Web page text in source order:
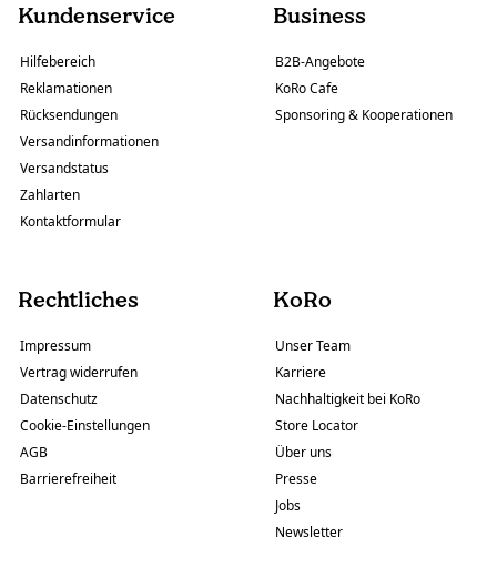
Kundenservice
Hilfebereich
Reklamationen
Rücksendungen
Versandinformationen
Versandstatus
Zahlarten
Kontaktformular
Business
B2B-Angebote
KoRo Cafe
Sponsoring & Kooperationen
Rechtliches
Impressum
Vertrag widerrufen
Datenschutz
Cookie-Einstellungen
AGB
Barrierefreiheit
KoRo
Unser Team
Karriere
Nachhaltigkeit bei KoRo
Store Locator
Über uns
Presse
Jobs
Newsletter